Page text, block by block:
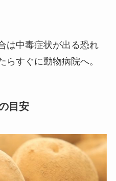
は中毒症状が出る恐れ
らすぐに動物病院へ。
目安